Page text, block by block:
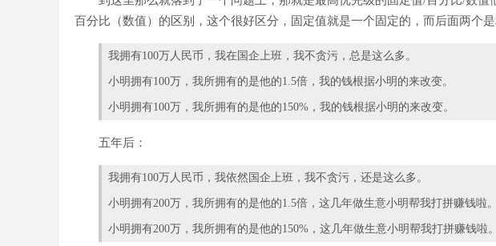
百分比（数值）的区别，这个很好区分，固定值就是一个固定的，而后面两个是
我拥有100万人民币，我在国企上班，我不贪污，总是这么多。
小明拥有100万，我所拥有的是他的1.5倍，我的钱根据小明的来改变。
小明拥有100万，我所拥有的是他的150%，我的钱根据小明的来改变。
五年后：
我拥有100万人民币，我依然国企上班，我不贪污，还是这么多。
小明拥有200万，我所拥有的是他的1.5倍，这几年做生意小明帮我打拼赚钱啦。
小明拥有200万，我所拥有的是他的150%，这几年做生意小明帮我打拼赚钱啦。